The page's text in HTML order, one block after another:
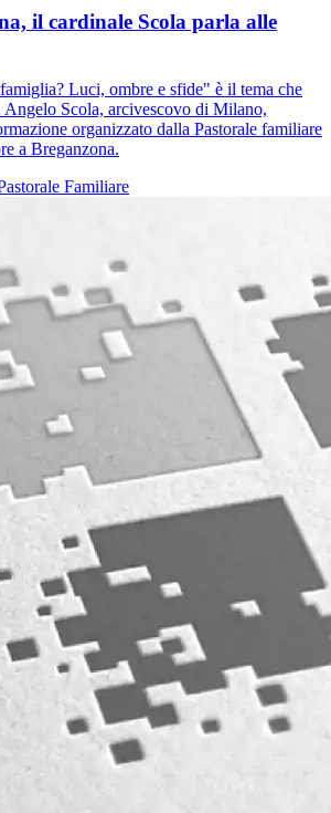
il cardinale Scola parla alle
Luci, ombre e sfide" è il tema che
Angelo Scola, arcivescovo di Milano,
organizzato dalla Pastorale familiare
a Breganzona.
Familiare